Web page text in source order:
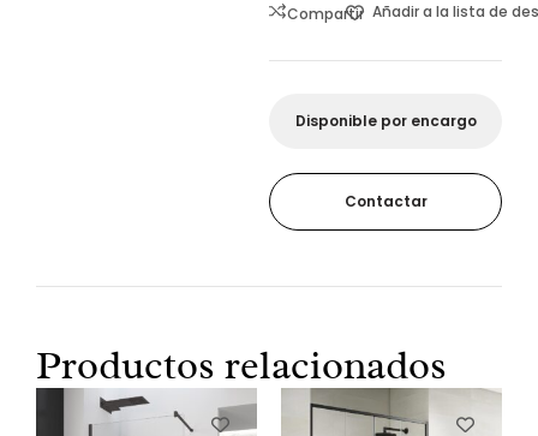
Compartir Añadir a la lista de
Disponible por encargo
Contactar
Productos relacionados